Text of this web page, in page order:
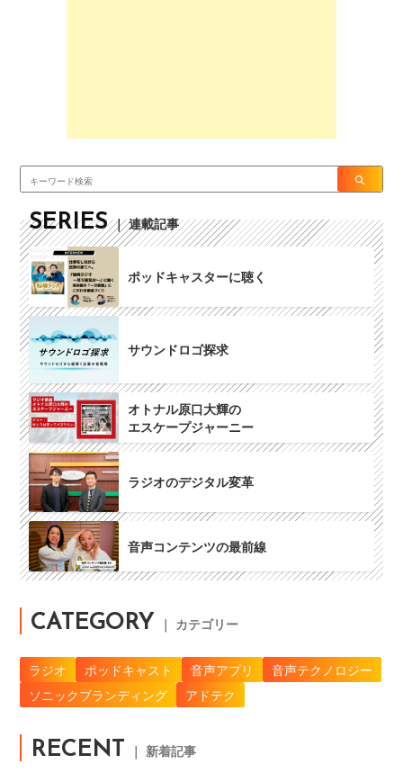
SERIES ｜ 連載記事
ポッドキャスターに聴く
サウンドロゴ探求
オトナル原口大輝の
エスケープジャーニー
ラジオのデジタル変革
音声コンテンツの最前線
CATEGORY ｜ カテゴリー
ラジオ ポッドキャスト 音声アプリ
音声テクノロジー
ソニックブランディング
アドテク
RECENT ｜ 新着記事